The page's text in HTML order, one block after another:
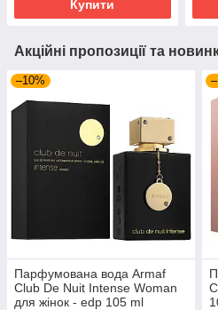
Купити
Акційні пропозиції та
–10%
Парфумована вода Armaf
Club De Nuit Intense Woman
для жінок - edp 105 ml